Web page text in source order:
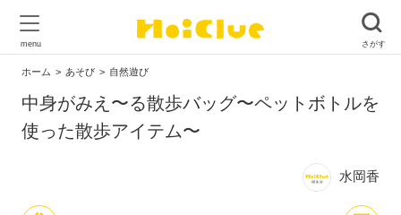
ホーム あそび 自然遊び
中身がみえ〜る散歩バッグ〜ペットボトルを
使った散歩アイテム〜
水岡香